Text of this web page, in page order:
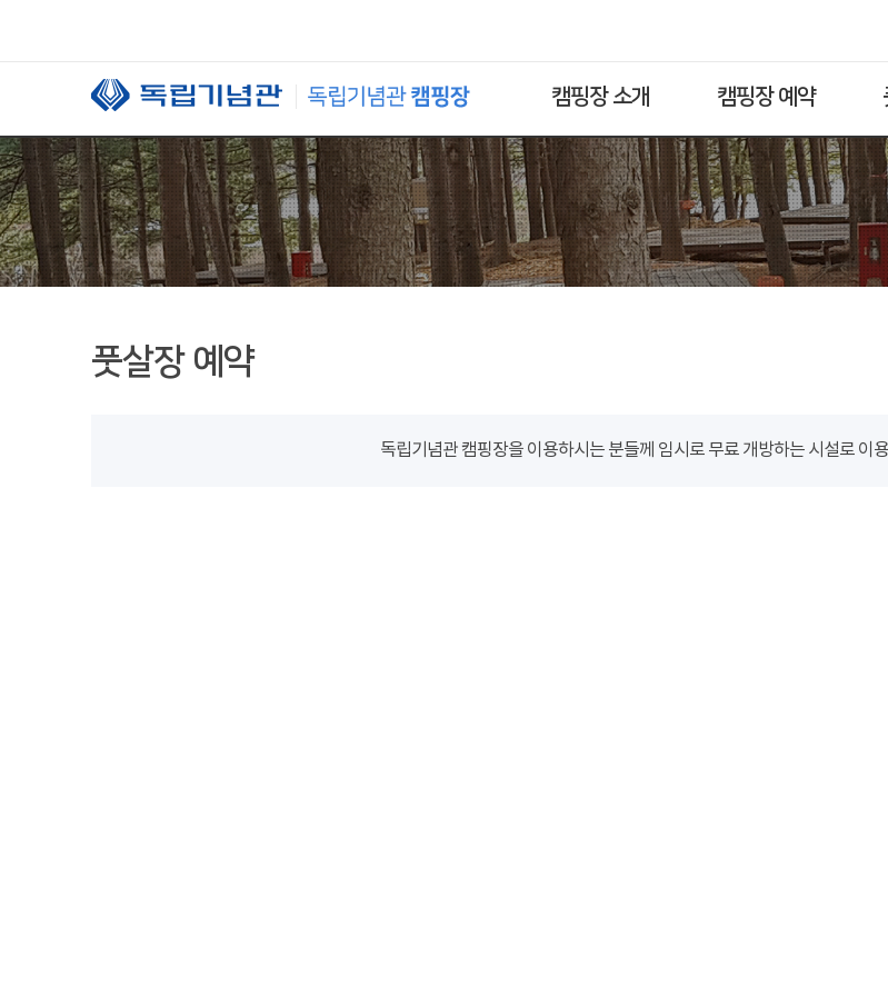
캠핑장 소개 캠핑장 예약
풋살장 예약
독립기념관 캠핑장을 이용하시는 분들께 임시로 무료 개방하는 시설로 이